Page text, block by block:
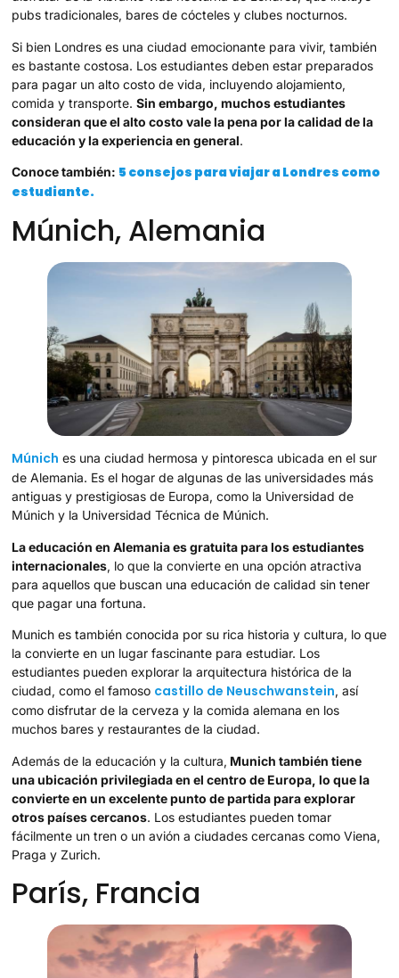
pubs tradicionales, bares de cócteles y clubes nocturnos.
Si bien Londres es una ciudad emocionante para vivir, también
es bastante costosa. Los estudiantes deben estar preparados
para pagar un alto costo de vida, incluyendo alojamiento,
comida y transporte.Sin embargo, muchos estudiantes
consideran que el alto costo vale la pena por la calidad de la
educación y la experiencia en general.
Conoce también: 5 consejos para viajar a Londres como
estudiante.
Múnich, Alemania
Múnich es una ciudad hermosa y pintoresca ubicada en el sur
de Alemania. Es el hogar de algunas de las universidades más
antiguas y prestigiosas de Europa, como la Universidad de
Múnich y la Universidad Técnica de Múnich.
La educación en Alemania es gratuita para los estudiantes
internacionales, lo que la convierte en una opción atractiva
para aquellos que buscan una educación de calidad sin tener
que pagar una fortuna.
Munich es también conocida por su rica historia y cultura, lo que
la convierte en un lugar fascinante para estudiar. Los
estudiantes pueden explorar la arquitectura histórica de la
ciudad, como el famoso castillo de Neuschwanstein, así
como disfrutar de la cerveza y la comida alemana en los
muchos bares y restaurantes de la ciudad.
Además de la educación y la cultura, Munich también tiene
una ubicación privilegiada en el centro de Europa, lo que la
convierte en un excelente punto de partida para explorar
otros países cercanos. Los estudiantes pueden tomar
fácilmente un tren o un avión a ciudades cercanas como Viena,
Praga y Zurich.
París, Francia